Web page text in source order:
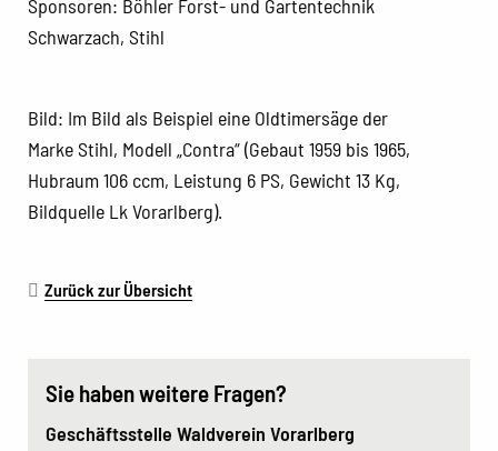
Sponsoren: Böhler Forst- und Gartentechnik
Schwarzach, Stihl
Bild: Im Bild als Beispiel eine Oldtimersäge der
Marke Stihl, Modell „Contra“ (Gebaut 1959 bis 1965,
Hubraum 106 ccm, Leistung 6 PS, Gewicht 13 Kg,
Bildquelle Lk Vorarlberg).
Zurück zur Übersicht
Sie haben weitere Fragen?
Geschäftsstelle Waldverein Vorarlberg